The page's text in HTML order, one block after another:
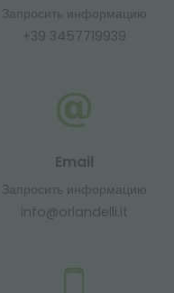
Запросить информацию
+39 3457719939
Email
Запросить информацию
info@orlandelli.it